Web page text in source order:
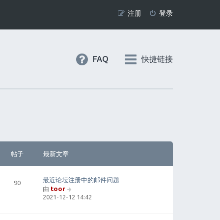
登录
注册
快捷链接
FAQ
帖子 最新文章
90
最近论坛注册中的邮件问题
由 toor
看
新
2021-12-12 14:42